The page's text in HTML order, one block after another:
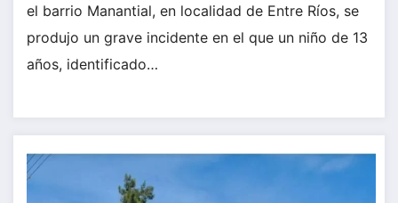
el barrio Manantial, en localidad de Entre Ríos, se
produjo un grave incidente en el que un niño de 13
años, identificado…